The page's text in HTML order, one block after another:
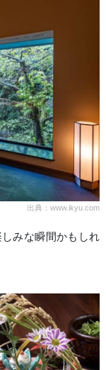
出典：www.ikyu.com
みな瞬間かもしれ